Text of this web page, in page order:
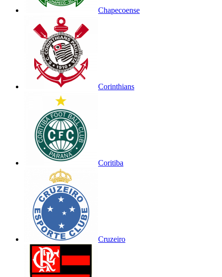
Chapecoense
Corinthians
Coritiba
Cruzeiro